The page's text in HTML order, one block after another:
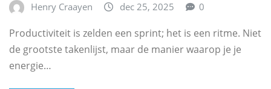
Henry Craayen dec 25, 2025 0
Productiviteit is zelden een sprint; het is een ritme. Niet
de grootste takenlijst, maar de manier waarop je je
energie…